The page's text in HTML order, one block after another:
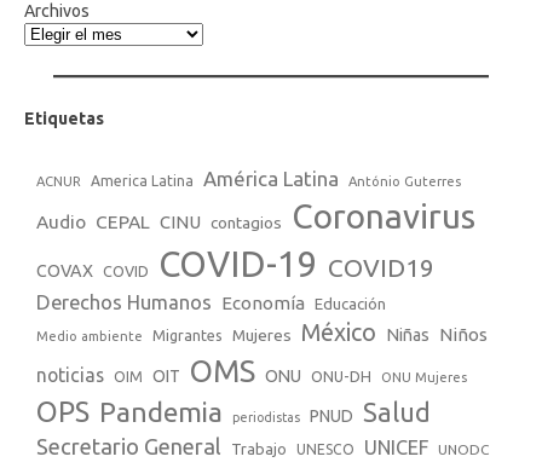
Archivos
Etiquetas
ACNUR America Latina América Latina António Guterres
Audio CEPAL CINU contagios Coronavirus
COVAX COVID COVID-19 COVID19
Derechos Humanos Economía Educación
Medio ambiente Migrantes Mujeres México Niñas Niños
noticias OIM OIT OMS ONU ONU-DH ONU Mujeres
OPS Pandemia periodistas PNUD Salud
Secretario General Trabajo UNESCO UNICEF UNODC